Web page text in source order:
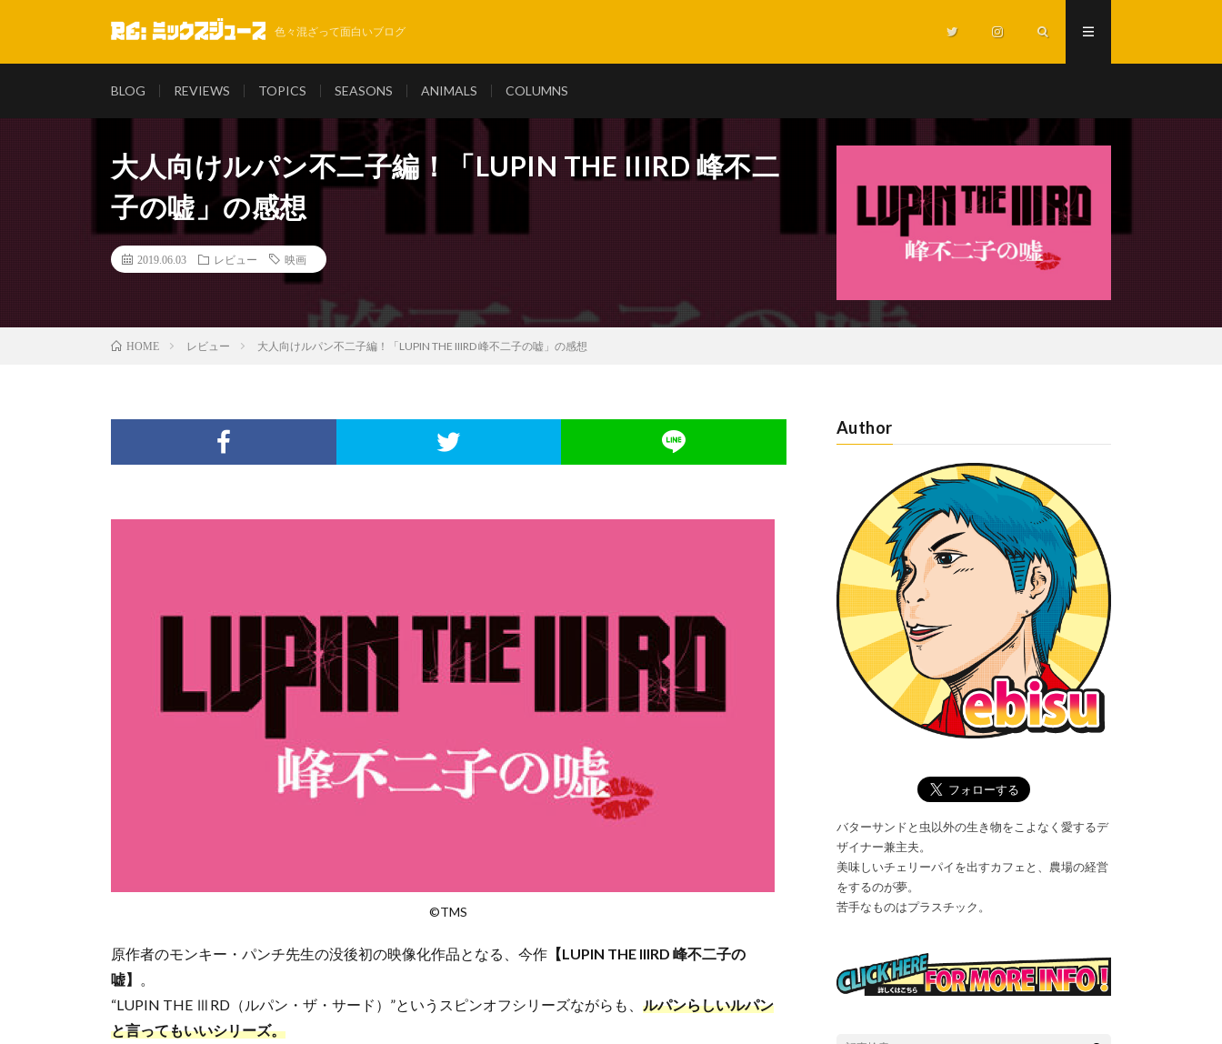
色々混ざって面白いブログ
BLOG REVIEWS TOPICS SEASONS ANIMALS COLUMNS
大人向けルパン不二子編！「LUPIN THE IIIRD 峰不二
子の嘘」の感想
2019.06.03 レビュー 映画
HOME レビュー 大人向けルパン不二子編！「LUPIN THE IIIRD 峰不二子の嘘」の感想
©TMS
原作者のモンキー・パンチ先生の没後初の映像化作品となる、今作 【LUPIN THE IIIRD 峰不二子の
嘘】
。
“LUPIN THE ⅢRD（ルパン・ザ・サード）”というスピンオフシリーズながらも、 ルパンらしいルパン
と言ってもいいシリーズ。
Author
バターサンドと虫以外の生き物をこよなく愛するデ
ザイナー兼主夫。
美味しいチェリーパイを出すカフェと、農場の経営
をするのが夢。
苦手なものはプラスチック。